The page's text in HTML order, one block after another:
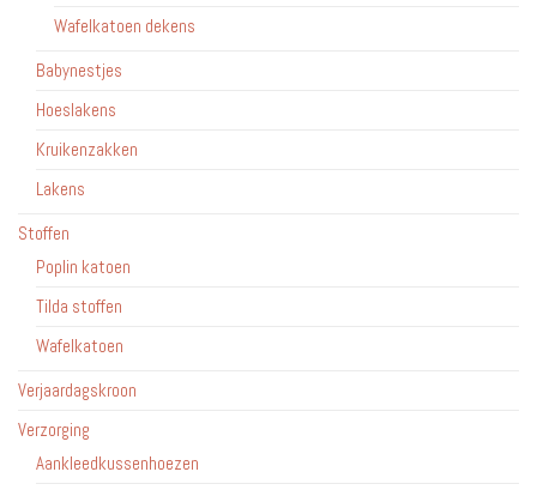
Wafelkatoen dekens
Babynestjes
Hoeslakens
Kruikenzakken
Lakens
Stoffen
Poplin katoen
Tilda stoffen
Wafelkatoen
Verjaardagskroon
Verzorging
Aankleedkussenhoezen